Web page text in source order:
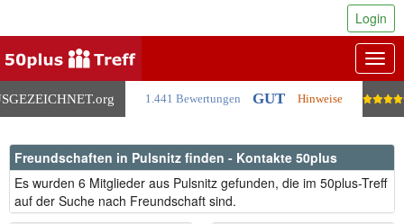
.org 1.441 Bewertungen GUT Hinweise
Login
Freundschaften in Pulsnitz finden - Kontakte 50plus
Es wurden 6 Mitglieder aus Pulsnitz gefunden, die im 50plus-Treff
auf der Suche nach Freundschaft sind.